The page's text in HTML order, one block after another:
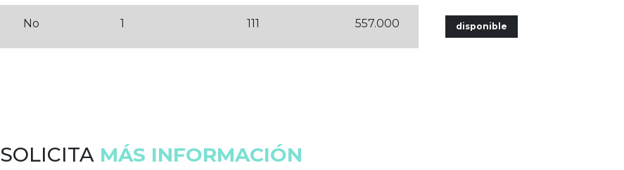
No 1 111 557.000 disponible
SOLICITA MÁS INFORMACIÓN